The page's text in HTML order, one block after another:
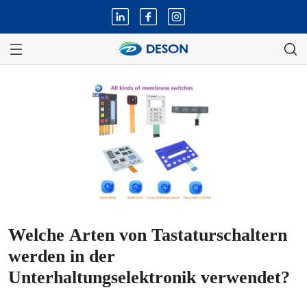
Welche Arten von Tastaturschaltern
werden in der
Unterhaltungselektronik verwendet?